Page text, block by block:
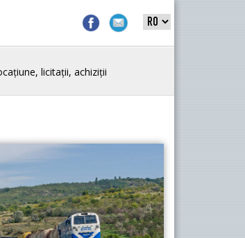
licitații, achiziții